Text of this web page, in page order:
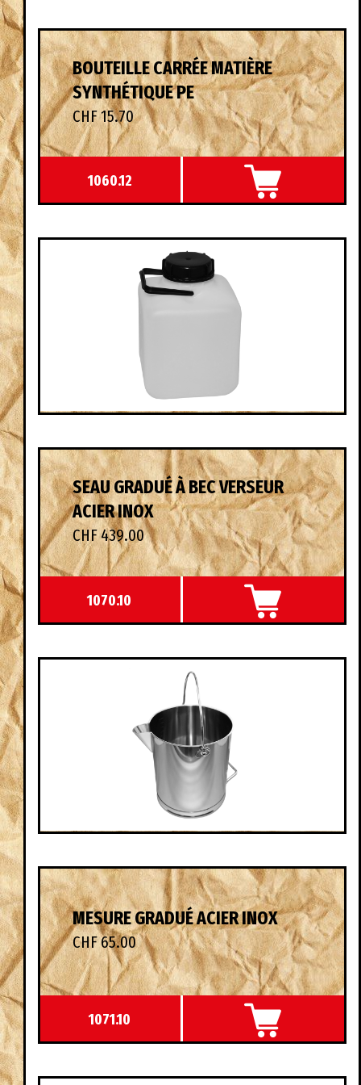
BOUTEILLE CARRÉE MATIÈRE
SYNTHÉTIQUE PE
CHF 15.70
1060.12
SEAU GRADUÉ À BEC VERSEUR
ACIER INOX
CHF 439.00
1070.10
MESURE GRADUÉ ACIER INOX
CHF 65.00
1071.10